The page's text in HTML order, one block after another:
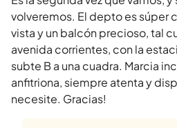
volveremos. El depto es súper
vista y un balcón precioso, tal
avenida corrientes, con la
subte B a una cuadra. Marcia
anfitriona, siempre atenta y
necesite. Gracias!